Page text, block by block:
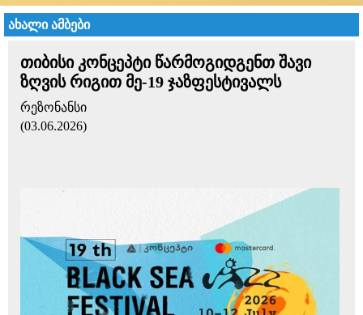
ახალი ამბები
თიბისი კონცეპტი წარმოგიდგენთ შავი
ზღვის რიგით მე-19 ჯაზფესტივალს
რეზონანსი
(03.06.2026)